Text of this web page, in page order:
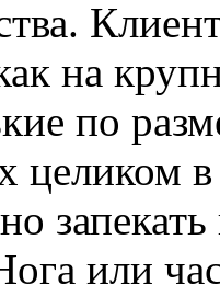
на
по
целиком
или